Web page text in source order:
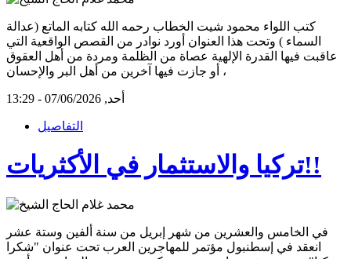
كتب اللواء محمود شيت الخطاب رحمه الله كتابه الماتع (عدالة
السماء ) وتحت هذا العنوان أورد نوادر من القصص الواقعية التي
عاقبت فيها القدرة الإلهية عصاة من الظلمة ومردة من أهل العقوق
أو جازت فيها آخرين من أهل البر والإحسان ،
أحد, 07/06/2026 - 13:29
التفاصيل
تركيا والاستثمار في الأكثريات!!
في الخامس والعشرين من شهر إبريل من سنة ألفين وستة عشر
انعقد في إسطنبول مؤتمر للمهاجرين العرب تحت عنوان "شكرا